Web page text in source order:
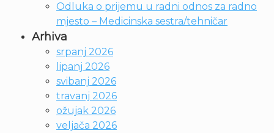
Odluka o prijemu u radni odnos za radno
mjesto – Medicinska sestra/tehničar
Arhiva
srpanj 2026
lipanj 2026
svibanj 2026
travanj 2026
ožujak 2026
veljača 2026